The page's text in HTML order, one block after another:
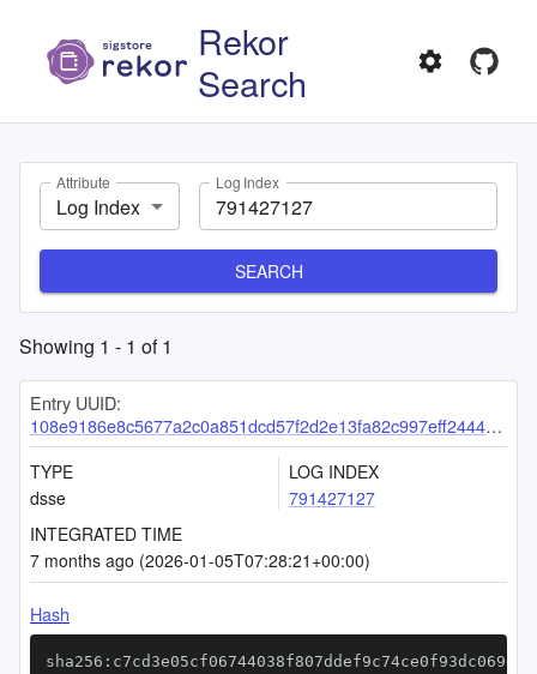
Rekor
Search
Attribute
Log Index
Log Index
SEARCH
Showing 1 - 1 of1
Entry UUID:
108e9186e8c5677a2c0a851dcd57f2d2e13fa82c997eff2444d8cadf9dcfd8dec27c5aa7c76f36bb
TYPE
dsse
LOG INDEX
791427127
INTEGRATED TIME
7 months ago (2026-01-05T07:28:21+00:00)
Hash